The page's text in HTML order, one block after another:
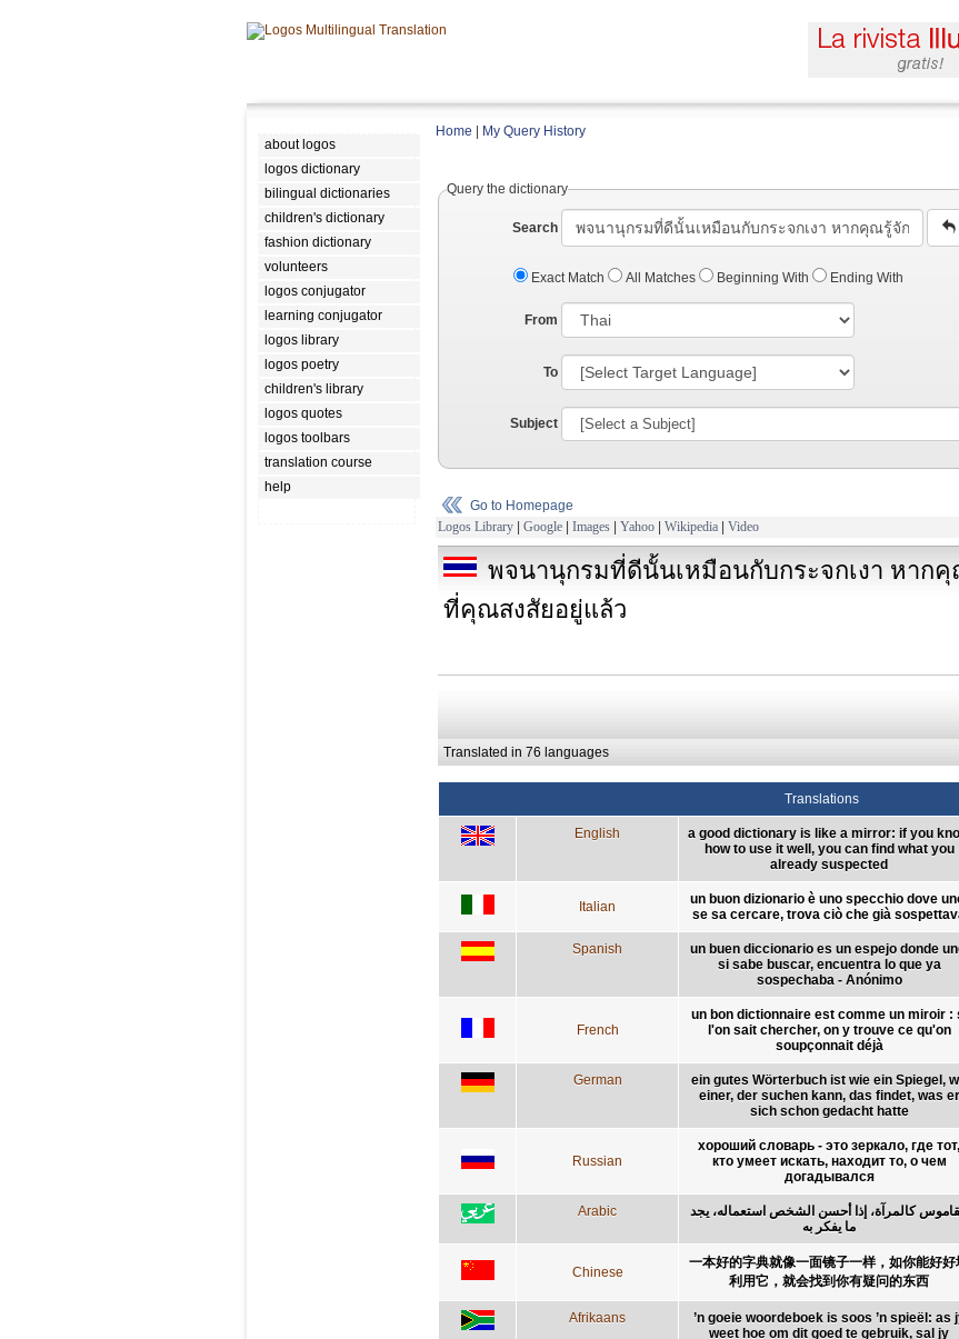
about logos
logos dictionary
bilingual dictionaries
children's dictionary
fashion dictionary
volunteers
logos conjugator
learning conjugator
logos library
logos poetry
children's library
logos quotes
logos toolbars
translation course
help
Home My Query History
Query the dictionary
Search
Exact Match All Matches Beginning With Ending With
From
To
Subject
Go to Homepage
Logos Library | Google | Images | Yahoo | Wikipedia | Video
พจนานุกรมที่ดีนั้นเหมือนกับกระจกเงา หาก
ที่คุณสงสัยอยู่แล้ว
Translated in 76 languages
Translations
English
a good dictionary is like a mirror: if you
how to use it well, you can find what you
already suspected
Italian
un buon dizionario è uno specchio dove
se sa cercare, trova ciò che già
Spanish
un buen diccionario es un espejo donde
si sabe buscar, encuentra lo que ya
sospechaba - Anónimo
French
un bon dictionnaire est comme un miroir :
l'on sait chercher, on y trouve ce qu'on
soupçonnait déjà
German
ein gutes Wörterbuch ist wie ein Spiegel,
einer, der suchen kann, das findet, was er
sich schon gedacht hatte
Russian
хороший словарь - это зеркало, где тот,
кто умеет искать, находит то, о чем
догадывался
Arabic
كالمرآة، إذا أحسن الشخص استعماله، يجد
ما يفكر به
Chinese
一本好的字典就像一面镜子一样，如你能好好
利用它，就会找到你有疑问的东西
Afrikaans
’n goeie woordeboek is soos ’n spieël: as
weet hoe om dit goed te gebruik, sal jy